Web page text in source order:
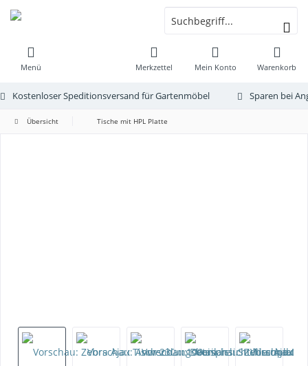
Menü Warenkorb
Merkzettel Mein Konto
Kostenloser Speditionsversand für Gartenmöbel Sparen bei
Übersicht Tische mit HPL Platte